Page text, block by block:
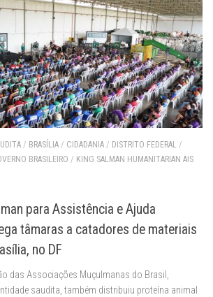
/ BRASÍLIA / CIDADANIA / DISTRITO FEDERAL /
BRASILEIRO / KING SALMAN HUMANITARIAN AIS
para Assistência e Ajuda
tâmaras a catadores de materiais
no DF
das Associações Muçulmanas do Brasil,
saudita, também distribuiu proteína animal